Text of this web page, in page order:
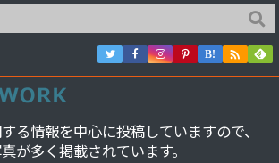
る情報を中心に投稿していますので、
が多く掲載されています。
B! 